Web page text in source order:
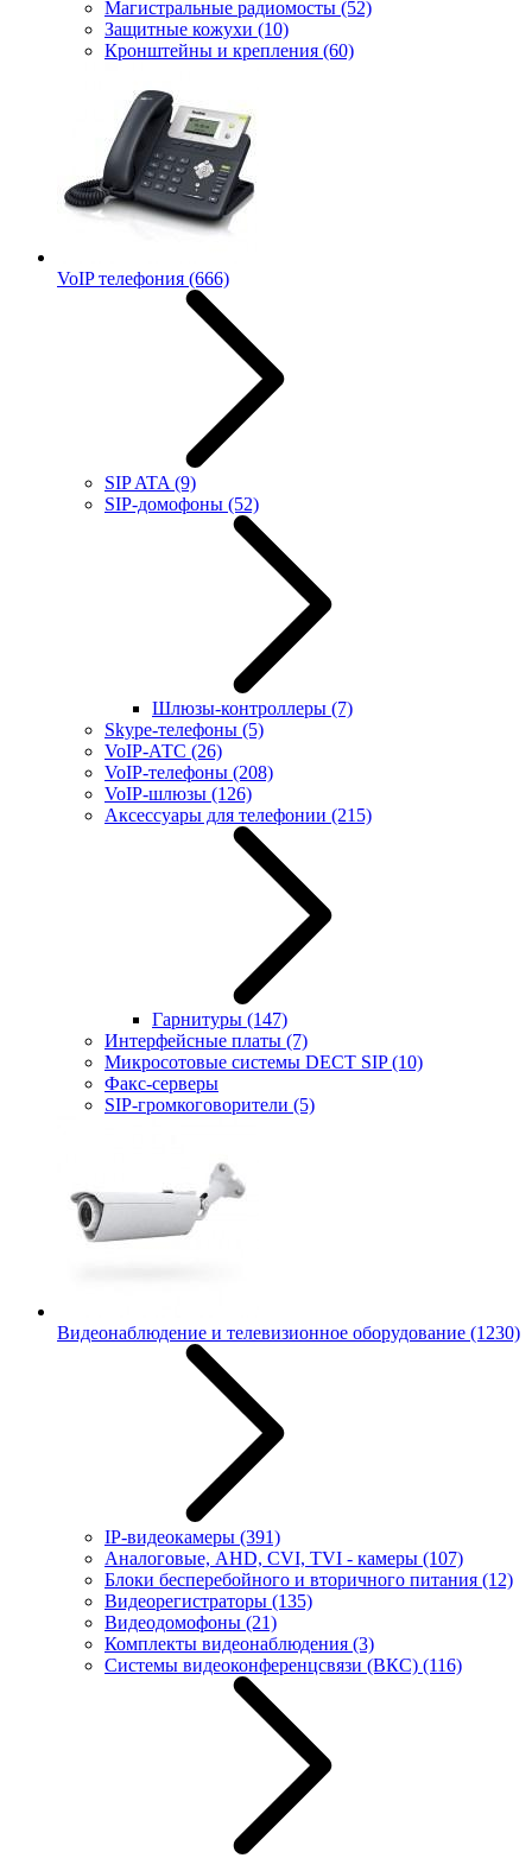
Магистральные радиомосты (52)
Защитные кожухи (10)
Кронштейны и крепления (60)
VoIP телефония (666)
SIP ATA (9)
SIP-домофоны (52)
Шлюзы-контроллеры (7)
Skype-телефоны (5)
VoIP-АТС (26)
VoIP-телефоны (208)
VoIP-шлюзы (126)
Аксессуары для телефонии (215)
Гарнитуры (147)
Интерфейсные платы (7)
Микросотовые системы DECT SIP(10)
Факс-серверы
SIP-громкоговорители (5)
Видеонаблюдение и телевизионное оборудование (1230)
IP-видеокамеры (391)
Аналоговые, AHD, CVI, TVI - камеры (107)
Блоки бесперебойного и вторичного питания (12)
Видеорегистраторы (135)
Видеодомофоны (21)
Комплекты видеонаблюдения (3)
Системы видеоконференцсвязи (ВКС) (116)